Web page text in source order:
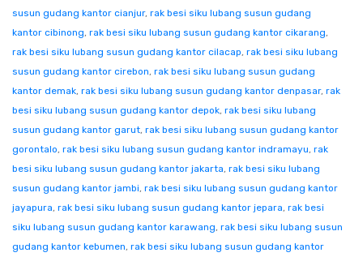
susun gudang kantor cianjur, rak besi siku lubang susun gudang
kantor cibinong, rak besi siku lubang susun gudang kantor cikarang,
rak besi siku lubang susun gudang kantor cilacap, rak besi siku lubang
susun gudang kantor cirebon, rak besi siku lubang susun gudang
kantor demak, rak besi siku lubang susun gudang kantor denpasar, rak
besi siku lubang susun gudang kantor depok, rak besi siku lubang
susun gudang kantor garut, rak besi siku lubang susun gudang kantor
gorontalo, rak besi siku lubang susun gudang kantor indramayu, rak
besi siku lubang susun gudang kantor jakarta, rak besi siku lubang
susun gudang kantor jambi, rak besi siku lubang susun gudang kantor
jayapura, rak besi siku lubang susun gudang kantor jepara, rak besi
siku lubang susun gudang kantor karawang, rak besi siku lubang susun
gudang kantor kebumen, rak besi siku lubang susun gudang kantor